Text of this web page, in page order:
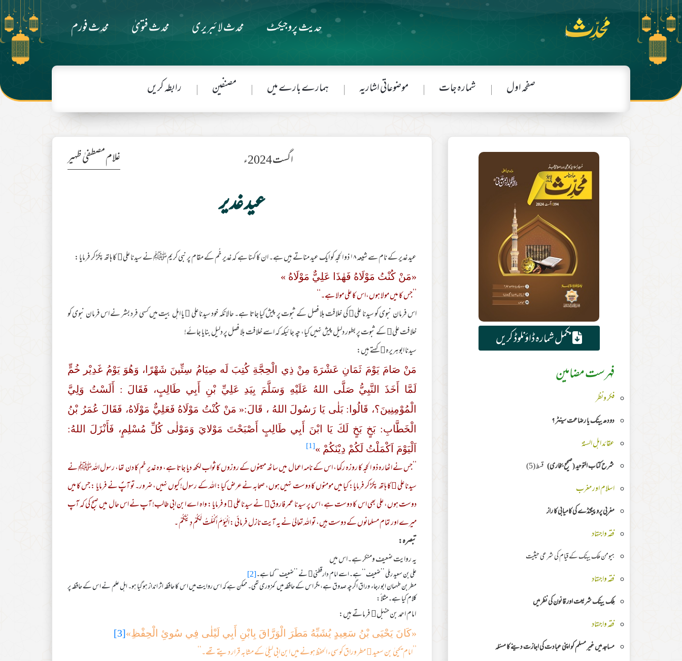
حدیث پروجیکٹ محدث لائبریری محدث فتویٰ محدث فورم
صفحہ اول شمارہ جات موضوعاتی اشاریہ ہمارے بارے میں مصنفین رابطہ کریں
مکمل شمارہ ڈاؤنلوڈ کریں
فہرست مضامین
فکر ونظر
دودھ بینک یا رضاعت سینٹر ؟
عقائد اہل السنۃ
شرح كتاب التوحيد (صحيح بخاری) قسط (5)
اسلام اور مغرب
مغربی پروپیگنڈے کی کامیابی کا راز
فقہ واجتہاد
ہیومن ملک بینک کے قیام کی شرعی حیثیت
فقہ واجتہاد
مِلکبینک شریعت اور قانون کی نظر میں
فقہ واجتہاد
مساجد میں غیر مسلم کو اپنی عبادت کی اجازت دینے کا مسئلہ
اگست 2024ء غلام مصطفیٰ ظہیر
عید غدیر
عید غدیر کے نام سے شیعہ ۱۸ ذو الحجہ کو ایک عید مناتے ہیں ہے۔ ان کا کہنا ہے کہ غدیر خُم کے مقام پر نبی کریمﷺ نے سیدنا علی﷜ کا ہاتھ پکڑ کر فرمایا :
«مَنْ کُنْتُ مَوْلَاهُ فَهٰذَا عَلِيٌّ مَوْلَاهُ »
’’جس کا میں مولا ہوں،اس کا علی مولا ہے۔‘‘
اس فرمان نبوی کو سیدنا علی﷜ کی خلافت بلا فصل کے ثبوت پر پیش کیا جاتا ہے۔ حالانکہ خود سیدنا علی ﷜ یا اہل بیت میں کسی فرد بشر نے اس فرمان نبوی کو
خلافت علی﷜ کے ثبوت پر بطور دلیل پیش نہیں کیا، چہ جائیکہ کہ اسے خلافت بلا فصل پر دلیل بنایا جائے!
سیدنا ابو ہریرہ﷜ کہتے ہیں:
مَنْ صَامَ یَوْمَ ثَمَانِ عَشْرَةَ مِنْ ذِي الْحِجَّةِ کُتِبَ لَه صِیَامُ سِتِّینَ شَهْرًا، وَهُوَ یَوْمُ غَدِيْر خُمٍّ
لَمَّا أَخَذَ النَّبِيُّ صَلَّی اللهُ عَلَیْهِ وَسَلَّمَ بِیَدِ عَلِيِّ بْنِ أَبِي طَالِبٍ، فَقَالَ : أَلَسْتُ وَلِيَّ
الْمُوْمِنِینَ؟، قَالُوا: بَلٰی یَا رَسُولَ اللهُ ، قَالَ:« مَنْ کُنْتُ مَوْلَاهُ فَعَلِيٌّ مَوْلَاهُ، فَقَالَ عُمَرُ بْنُ
الْخَطَّابِ: بَخٍ بَخٍ لَكَ یَا ابْنَ أَبِي طَالِبٍ أَصْبَحْتَ مَوْلايَ وَمَوْلٰی کُلِّ مُسْلِمٍ، فَأَنْزَلَ اللهُ:
اَلْيَوْمَ اَكْمَلْتُ لَكُمْ دِيْنَكُمْ »[1]
’’جس نے اٹھارہ ذو الحجہ کا روزہ رکھا، اس کے نامہ اعمال میں ساٹھ مہینوں کے روزوں کا ثواب لکھ دیا جاتا ہے، وہ غدیر خم کا دن تھا، رسول اللہﷺ نے
سیدنا علی ﷜کا ہاتھ پکڑ کر فرمایا: کیا میں مومنوں کا دوست نہیں ہوں، صحابہ نے عرض کیا: اللہ کے رسول! کیوں نہیں، ضرور۔ تو آپؐ نے فرمایا : جس کا میں
دوست ہوں، علی بھی اس کا دوست ہے، اس پر سیدنا عمر فاروق﷜ نے سیدنا علی ﷜ و فرمایا : واہ اے ابن ابی طالب! آپ نے اس حال میں صبح کی کہ آپ
میرے اور تمام مسلمانوں کے دوست ہیں، تو اللہ تعالیٰ نے یہ آیت نازل فرمائی : اَلْيَوْمَ اَكْمَلْتُ لَكُمْ دِيْنَكُمْ ۔
تبصرہ:
یہ روایت ضعیف ومنکر ہے۔اس میں
علی بن سعید رملی ’’ضعیف‘‘ہے۔اسے امام دارقطنی نے ’’ضعیف‘‘ کہا ہے۔
[2]
مطر بن طہمان ابو رجاء وراق اگرچہ صدوق ہے، مگر اس کے حافظہ میں کمزوری تھی۔ ممکن ہے کہ اس روایت میں اس کا حافظہ اثر انداز ہو گیا ہو۔ اہل علم نے اس کے حافظہ پر
کلام کیا ہے۔مثلا ً:
امام احمد بن حنبل فرماتے ہیں:
«کَانَ یَحْیَی بْنُ سَعِیدٍ یُشَبِّهُ مَطَرَ الْوَرَّاقَ بِابْنِ أَبِي لَیْلٰی فِي سُوئِ الْحِفْظِ»[3]
’’امام یحییٰ بن سعید ﷫ مطر وراق کو سیء الحفظ ہونے میں ابن ابی لیلیٰ کے مشابہ قرار دیتے تھے۔‘‘